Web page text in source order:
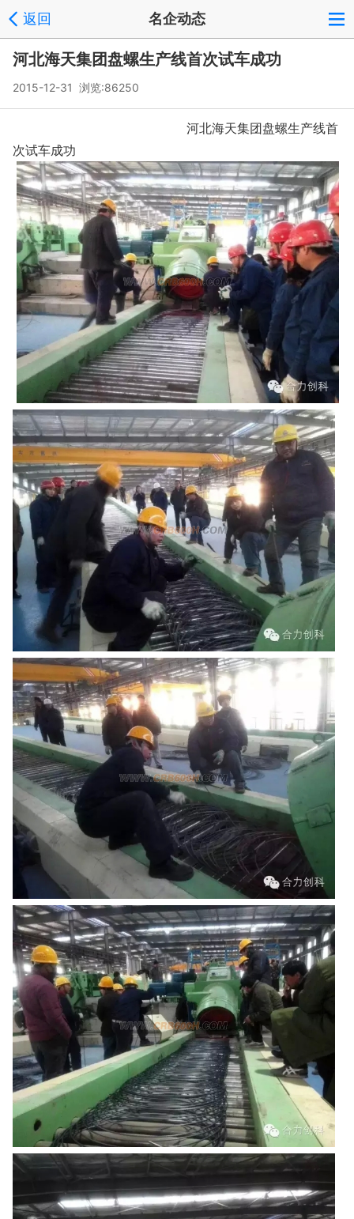
返回 名企动态
河北海天集团盘螺生产线首次试车成功
2015-12-31 浏览:86250
河北海天集团盘螺生产线首
次试车成功